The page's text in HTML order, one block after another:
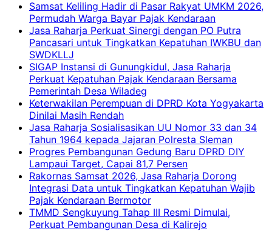
Samsat Keliling Hadir di Pasar Rakyat UMKM 2026,
Permudah Warga Bayar Pajak Kendaraan
Jasa Raharja Perkuat Sinergi dengan PO Putra
Pancasari untuk Tingkatkan Kepatuhan IWKBU dan
SWDKLLJ
SIGAP Instansi di Gunungkidul, Jasa Raharja
Perkuat Kepatuhan Pajak Kendaraan Bersama
Pemerintah Desa Wiladeg
Keterwakilan Perempuan di DPRD Kota Yogyakarta
Dinilai Masih Rendah
Jasa Raharja Sosialisasikan UU Nomor 33 dan 34
Tahun 1964 kepada Jajaran Polresta Sleman
Progres Pembangunan Gedung Baru DPRD DIY
Lampaui Target, Capai 81,7 Persen
Rakornas Samsat 2026, Jasa Raharja Dorong
Integrasi Data untuk Tingkatkan Kepatuhan Wajib
Pajak Kendaraan Bermotor
TMMD Sengkuyung Tahap III Resmi Dimulai,
Perkuat Pembangunan Desa di Kalirejo